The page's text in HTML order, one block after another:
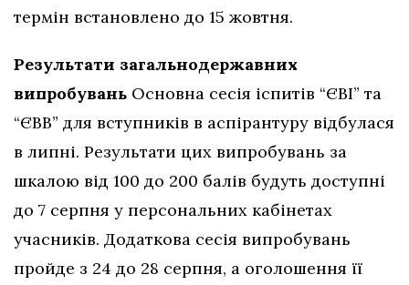
термін встановлено до 15 жовтня.
Результати загальнодержавних
випробувань Основна сесія іспитів “ЄВІ” та
“ЄВВ” для вступників в аспірантуру відбулася
в липні. Результати цих випробувань за
шкалою від 100 до 200 балів будуть доступні
до 7 серпня у персональних кабінетах
учасників. Додаткова сесія випробувань
пройде з 24 до 28 серпня, а оголошення її